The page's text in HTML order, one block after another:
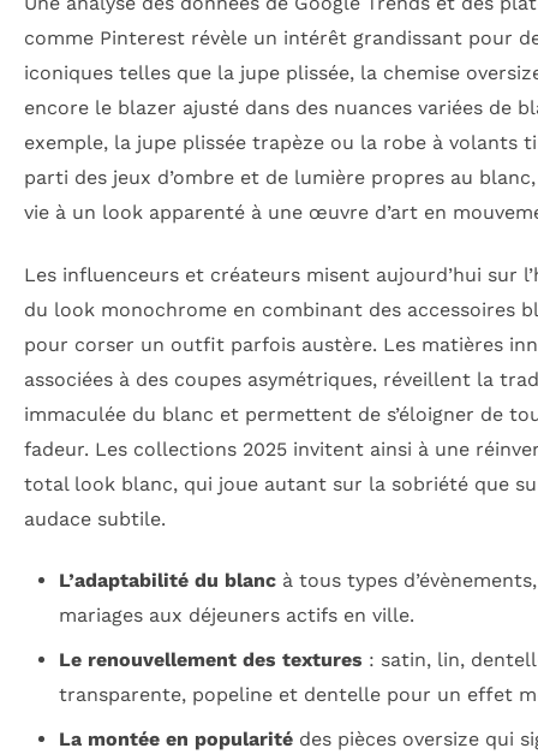
comme Pinterest révèle un intérêt grandissant pour
iconiques telles que la jupe plissée, la chemise
encore le blazer ajusté dans des nuances variées de
exemple, la jupe plissée trapèze ou la robe à volants
parti des jeux d’ombre et de lumière propres au
vie à un look apparenté à une œuvre d’art en
Les influenceurs et créateurs misent aujourd’hui sur
du look monochrome en combinant des accessoires
pour corser un outfit parfois austère. Les matières
associées à des coupes asymétriques, réveillent la
immaculée du blanc et permettent de s’éloigner de
fadeur. Les collections 2025 invitent ainsi à une
total look blanc, qui joue autant sur la sobriété que
audace subtile.
L’adaptabilité du blancà tous types
mariages aux déjeuners actifs en ville.
Le renouvellement des textures : satin, lin,
transparente, popeline et dentelle pour un effet
La montée en popularitédes pièces oversize qui